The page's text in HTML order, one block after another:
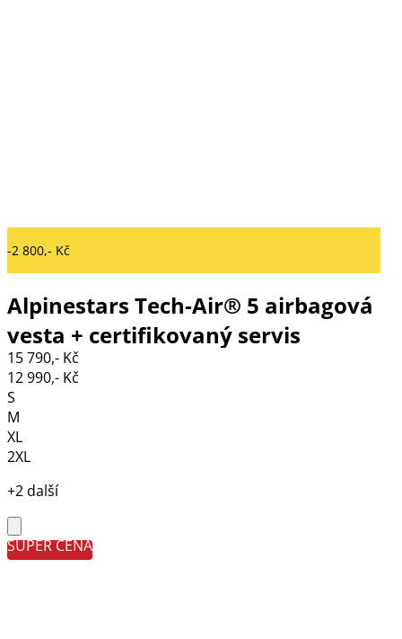
-2 800,- Kč
Alpinestars Tech-Air® 5 airbagová
vesta + certifikovaný servis
airbagů
15 790,- Kč
12 990,- Kč
S
M
XL
2XL
+2 další
SUPER CENA